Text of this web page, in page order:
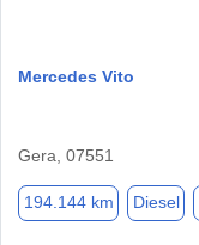
Mercedes Vito
Gera, 07551
194.144 km Diesel